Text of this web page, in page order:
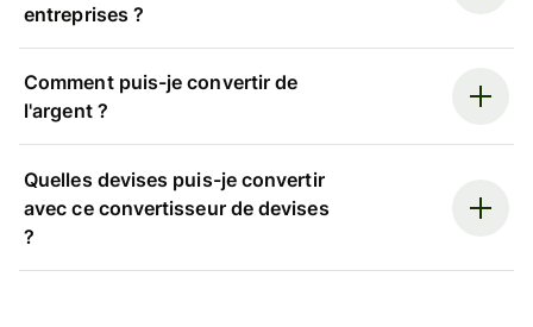
entreprises ?
Comment puis-je convertir de
l'argent ?
Quelles devises puis-je convertir
avec ce convertisseur de devises
?